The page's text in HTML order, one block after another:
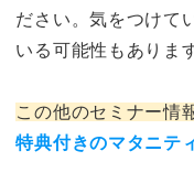
ださい。気をつけて
いる可能性もありま
この他のセミナー情
特典付きのマタニテ